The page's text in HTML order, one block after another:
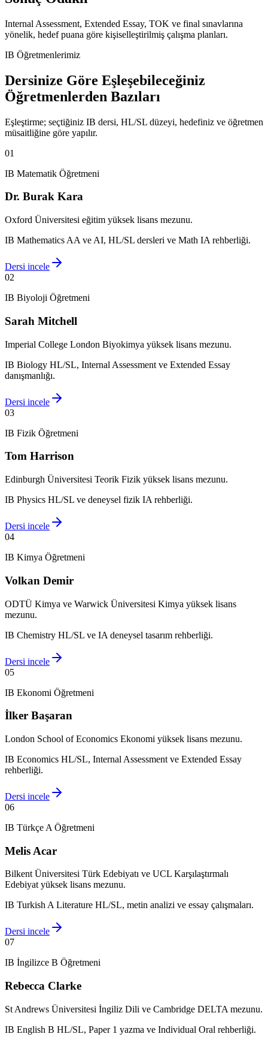
Internal Assessment, Extended Essay, TOK ve final sınavlarına
yönelik, hedef puana göre kişiselleştirilmiş çalışma planları.
IB Öğretmenlerimiz
Dersinize Göre Eşleşebileceğiniz
Öğretmenlerden Bazıları
Eşleştirme; seçtiğiniz IB dersi, HL/SL düzeyi, hedefiniz ve öğretmen
müsaitliğine göre yapılır.
01
IB Matematik Öğretmeni
Dr. Burak Kara
Oxford Üniversitesi eğitim yüksek lisans mezunu.
IB Mathematics AA ve AI, HL/SL dersleri ve Math IA rehberliği.
Dersi incele
02
IB Biyoloji Öğretmeni
Sarah Mitchell
Imperial College London Biyokimya yüksek lisans mezunu.
IB Biology HL/SL, Internal Assessment ve Extended Essay
danışmanlığı.
Dersi incele
03
IB Fizik Öğretmeni
Tom Harrison
Edinburgh Üniversitesi Teorik Fizik yüksek lisans mezunu.
IB Physics HL/SL ve deneysel fizik IA rehberliği.
Dersi incele
04
IB Kimya Öğretmeni
Volkan Demir
ODTÜ Kimya ve Warwick Üniversitesi Kimya yüksek lisans
mezunu.
IB Chemistry HL/SL ve IA deneysel tasarım rehberliği.
Dersi incele
05
IB Ekonomi Öğretmeni
İlker Başaran
London School of Economics Ekonomi yüksek lisans mezunu.
IB Economics HL/SL, Internal Assessment ve Extended Essay
rehberliği.
Dersi incele
06
IB Türkçe A Öğretmeni
Melis Acar
Bilkent Üniversitesi Türk Edebiyatı ve UCL Karşılaştırmalı
Edebiyat yüksek lisans mezunu.
IB Turkish A Literature HL/SL, metin analizi ve essay çalışmaları.
Dersi incele
07
IB İngilizce B Öğretmeni
Rebecca Clarke
St Andrews Üniversitesi İngiliz Dili ve Cambridge DELTA mezunu.
IB English B HL/SL, Paper 1 yazma ve Individual Oral rehberliği.